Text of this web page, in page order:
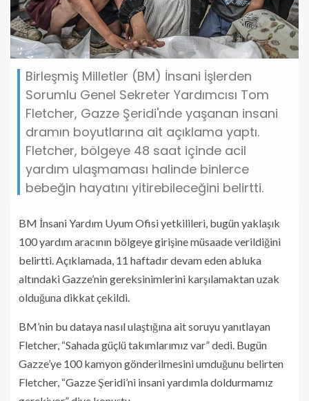
Birleşmiş Milletler (BM) İnsani İşlerden
Sorumlu Genel Sekreter Yardımcısı Tom
Fletcher, Gazze Şeridi'nde yaşanan insani
dramın boyutlarına ait açıklama yaptı.
Fletcher, bölgeye 48 saat içinde acil
yardım ulaşmaması halinde binlerce
bebeğin hayatını yitirebileceğini belirtti.
BM İnsani Yardım Uyum Ofisi yetkilileri, bugün yaklaşık
100 yardım aracının bölgeye girişine müsaade verildiğini
belirtti. Açıklamada, 11 haftadır devam eden abluka
altındaki Gazze’nin gereksinimlerini karşılamaktan uzak
olduğuna dikkat çekildi.
BM’nin bu dataya nasıl ulaştığına ait soruyu yanıtlayan
Fletcher, “Sahada güçlü takımlarımız var” dedi. Bugün
Gazze’ye 100 kamyon gönderilmesini umduğunu belirten
Fletcher, “Gazze Şeridi’ni insani yardımla doldurmamız